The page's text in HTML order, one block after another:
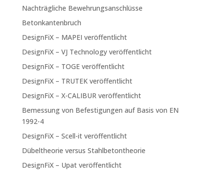
Nachträgliche Bewehrungsanschlüsse
Betonkantenbruch
DesignFiX – MAPEI veröffentlicht
DesignFiX – VJ Technology veröffentlicht
DesignFiX – TOGE veröffentlicht
DesignFiX – TRUTEK veröffentlicht
DesignFiX – X-CALIBUR veröffentlicht
Bemessung von Befestigungen auf Basis von EN
1992-4
DesignFiX – Scell-it veröffentlicht
Dübeltheorie versus Stahlbetontheorie
DesignFiX – Upat veröffentlicht